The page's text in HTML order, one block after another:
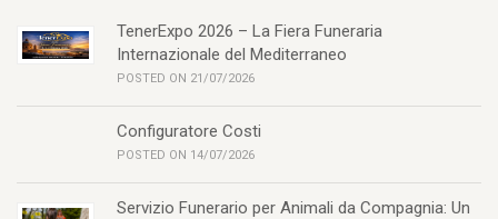
TenerExpo 2026 – La Fiera Funeraria
Internazionale del Mediterraneo
POSTED ON 21/07/2026
Configuratore Costi
POSTED ON 14/07/2026
Servizio Funerario per Animali da Compagnia: Un